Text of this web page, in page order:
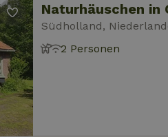
Naturhäuschen in
Südholland,
2 Personen